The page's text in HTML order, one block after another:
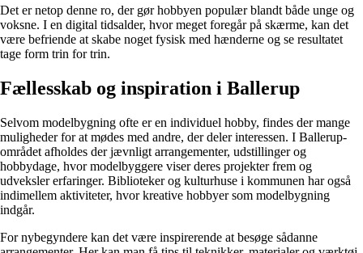
Det er netop denne ro, der gør hobbyen populær blandt både unge og
voksne. I en digital tidsalder, hvor meget foregår på skærme, kan det
være befriende at skabe noget fysisk med hænderne og se resultatet
tage form trin for trin.
Fællesskab og inspiration i Ballerup
Selvom modelbygning ofte er en individuel hobby, findes der mange
muligheder for at mødes med andre, der deler interessen. I Ballerup-
området afholdes der jævnligt arrangementer, udstillinger og
hobbydage, hvor modelbyggere viser deres projekter frem og
udveksler erfaringer. Biblioteker og kulturhuse i kommunen har også
indimellem aktiviteter, hvor kreative hobbyer som modelbygning
indgår.
For nybegyndere kan det være inspirerende at besøge sådanne